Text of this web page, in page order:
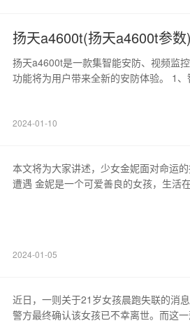
扬天a4600t(扬天a4600t参数)
扬天a4600t是一款集智能安防、视频监
功能将为用户带来全新的安防体验。 1
1080p高清图像…
2024-01-10
本文将为大家讲述，少女金妮面对命运
遭遇 金妮是一个可爱善良的女孩，生活
2024-01-05
近日，一则关于21岁女孩晨跑失联的消
警方最终确认该女孩已不幸离世。而这